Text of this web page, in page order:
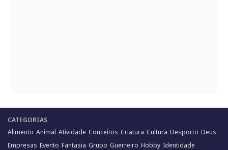
CATEGORIAS
Alimento Animal Atividade Conceitos Criatura Cultura Desporto Deus
Empresas Evento Fantasia Grupo Guerreiro Hobby Identidade